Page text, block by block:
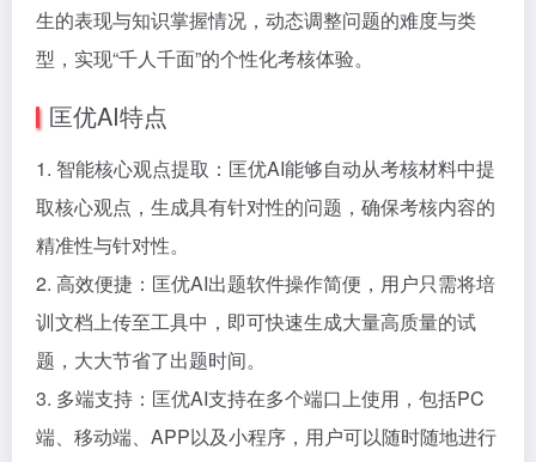
生的表现与知识掌握情况，动态调整问题的难度与类
型，实现“千人千面”的个性化考核体验。
匡优AI特点
1. 智能核心观点提取：匡优AI能够自动从考核材料中提
取核心观点，生成具有针对性的问题，确保考核内容的
精准性与针对性。
2. 高效便捷：匡优AI出题软件操作简便，用户只需将培
训文档上传至工具中，即可快速生成大量高质量的试
题，大大节省了出题时间。
3. 多端支持：匡优AI支持在多个端口上使用，包括PC
端、移动端、APP以及小程序，用户可以随时随地进行